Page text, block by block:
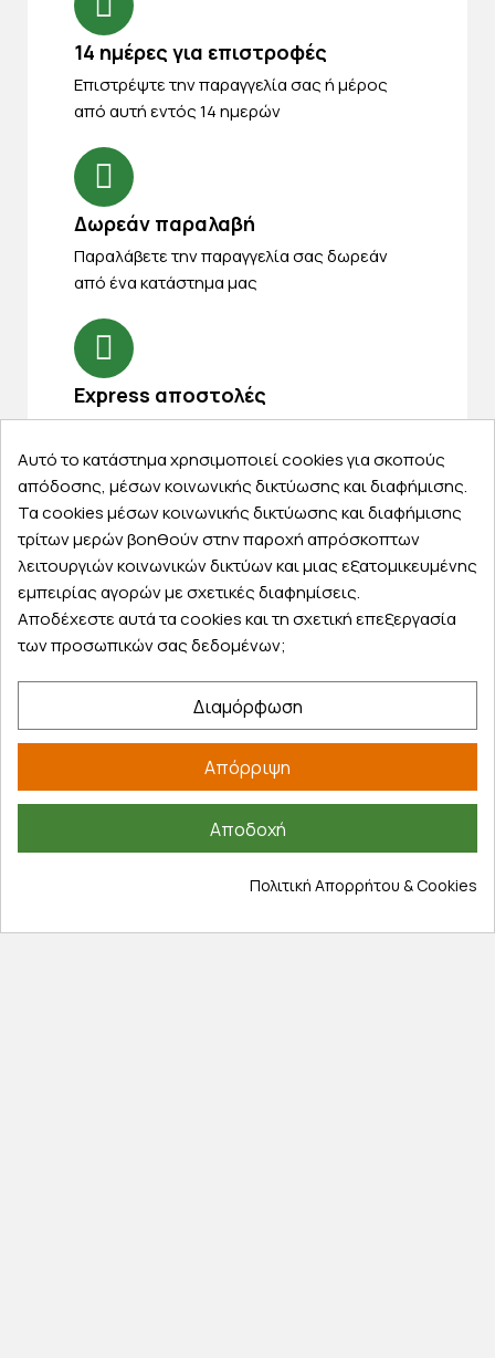
14 ημέρες για επιστροφές
Eπιστρέψτε την παραγγελία σας ή μέρος
από αυτή εντός 14 ημερών
Δωρεάν παραλαβή
Παραλάβετε την παραγγελία σας δωρεάν
από ένα κατάστημα μας
Express αποστολές
Κάντε σήμερα την παραγγελία σας και
παραλάβετε αύριο στην πόρτα σας
Εξυπηρέτηση πελατών
Τρόποι παραγγελίας
Τρόποι πληρωμής
Επιστροφές προϊοντων
Πληροφορίες
Σχετικά με εμάς
Αυτό το κατάστημα χρησιμοποιεί cookies για σκοπούς
απόδοσης, μέσων κοινωνικής δικτύωσης και διαφήμισης.
Τα cookies μέσων κοινωνικής δικτύωσης και διαφήμισης
τρίτων μερών βοηθούν στην παροχή απρόσκοπτων
λειτουργιών κοινωνικών δικτύων και μιας εξατομικευμένης
εμπειρίας αγορών με σχετικές διαφημίσεις.
Αποδέχεστε αυτά τα cookies και τη σχετική επεξεργασία
των προσωπικών σας δεδομένων;
Διαμόρφωση
Απόρριψη
Αποδοχή
Πολιτική Απορρήτου & Cookies